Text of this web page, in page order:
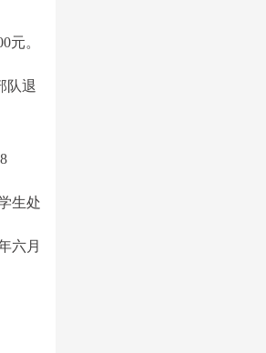
元。
队退
生处
六月